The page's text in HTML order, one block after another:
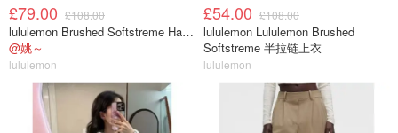
£79.00 £108.00
lululemon Brushed Softstreme Half Zip 半拉链上衣
@姚～
lululemon
£54.00 £108.00
lululemon Lululemon Brushed
Softstreme 半拉链上衣
lululemon